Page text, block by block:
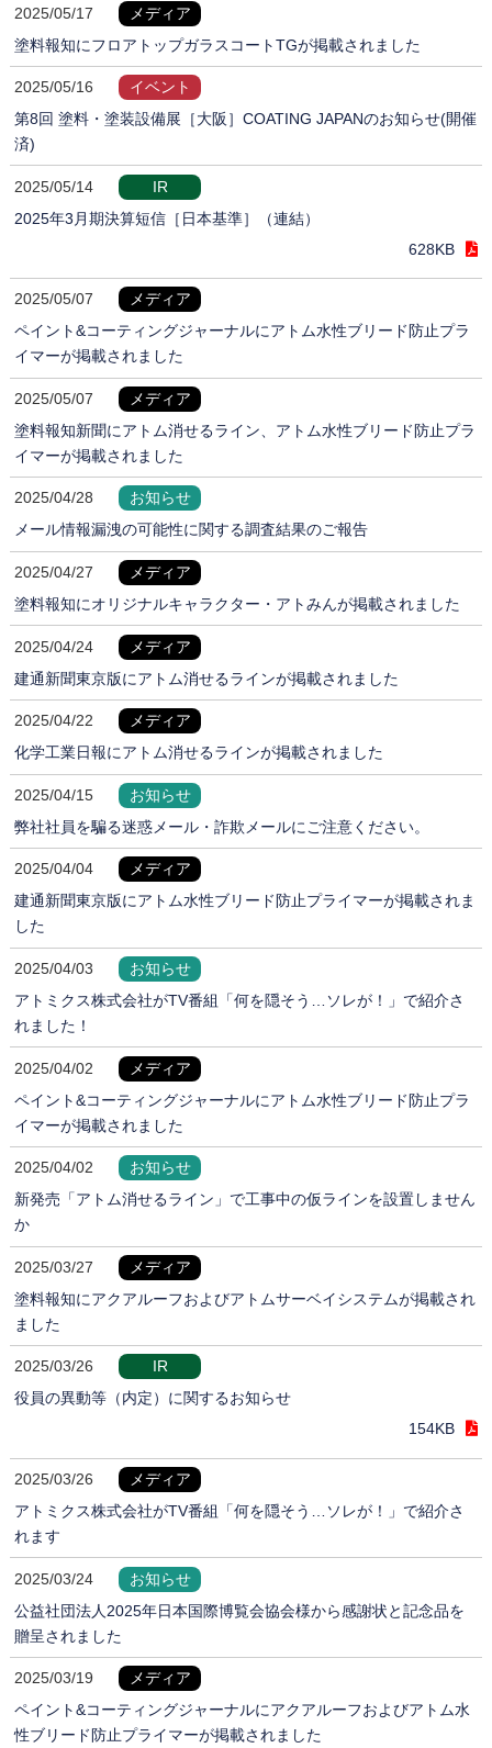
2025/05/17
メディア
塗料報知にフロアトップガラスコートTGが掲載されました
2025/05/16
イベント
第8回 塗料・塗装設備展［大阪］COATING JAPANのお知らせ(開催
済)
2025/05/14
IR
2025年3月期決算短信［日本基準］（連結）
628KB
2025/05/07
メディア
ペイント&コーティングジャーナルにアトム水性ブリード防止プラ
イマーが掲載されました
2025/05/07
メディア
塗料報知新聞にアトム消せるライン、アトム水性ブリード防止プラ
イマーが掲載されました
2025/04/28
お知らせ
メール情報漏洩の可能性に関する調査結果のご報告
2025/04/27
メディア
塗料報知にオリジナルキャラクター・アトみんが掲載されました
2025/04/24
メディア
建通新聞東京版にアトム消せるラインが掲載されました
2025/04/22
メディア
化学工業日報にアトム消せるラインが掲載されました
2025/04/15
お知らせ
弊社社員を騙る迷惑メール・詐欺メールにご注意ください。
2025/04/04
メディア
建通新聞東京版にアトム水性ブリード防止プライマーが掲載されま
した
2025/04/03
お知らせ
アトミクス株式会社がTV番組「何を隠そう…ソレが！」で紹介さ
れました！
2025/04/02
メディア
ペイント&コーティングジャーナルにアトム水性ブリード防止プラ
イマーが掲載されました
2025/04/02
お知らせ
新発売「アトム消せるライン」で工事中の仮ラインを設置しません
か
2025/03/27
メディア
塗料報知にアクアルーフおよびアトムサーベイシステムが掲載され
ました
2025/03/26
IR
役員の異動等（内定）に関するお知らせ
154KB
2025/03/26
メディア
アトミクス株式会社がTV番組「何を隠そう…ソレが！」で紹介さ
れます
2025/03/24
お知らせ
公益社団法人2025年日本国際博覧会協会様から感謝状と記念品を
贈呈されました
2025/03/19
メディア
ペイント&コーティングジャーナルにアクアルーフおよびアトム水
性ブリード防止プライマーが掲載されました